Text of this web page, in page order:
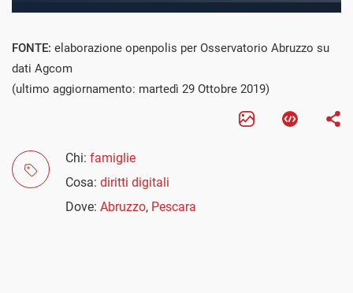
FONTE: elaborazione openpolis per Osservatorio Abruzzo su
dati Agcom
(ultimo aggiornamento: martedì 29 Ottobre 2019)
Chi: famiglie
Cosa: diritti digitali
Dove: Abruzzo, Pescara